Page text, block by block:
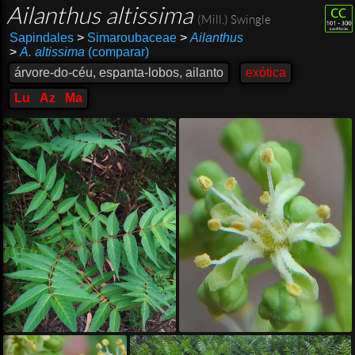
Ailanthus altissima (Mill.) Swingle
Sapindales >Simaroubaceae > Ailanthus
> A. altissima (comparar)
árvore-do-céu, espanta-lobos, ailanto
exótica
Lu
Az Ma